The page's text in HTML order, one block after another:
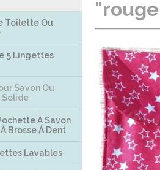
Toilette Ou
5 Lingettes
Savon Ou
Solide
À Savon
Brosse À Dent
Lavables